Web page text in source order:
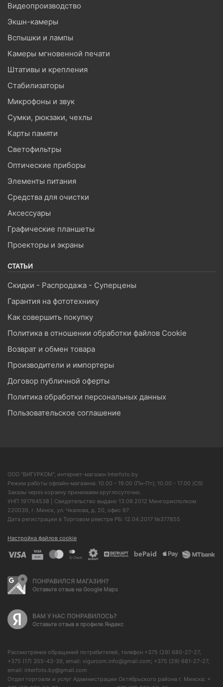
Видеопроизводство
Экшн-камеры
Вспышки и лампы
Камеры мгновенной печати
Штативы и крепления
Стабилизаторы
Микрофоны и звук
Сумки, рюкзаки, чехлы
Карты памяти
Светофильтры
Оптические приборы
Элементы питания
Средства для очистки
Аксессуары
Графические планшеты
Проекторы и экраны
СТАТЬИ
Скидки - Распродажа - Суперцены
Гарантия на фототехнику
Как совершить покупку
Политика в отношении обработки файлов Cookie
Возврат и обмен товара
Производители и импортеры
Договор публичной оферты
Политика обработки персональных данных
Пользовательское соглашение
ООО "ВИГУРКОМ", интернет-магазин Interfoto.by
Режим работы офлайн-магазина: 10.00 - 19.00 (Пн-Пт); 10.00 - 17.00 (Сб)
Заказы через корзину принимаем круглосуточно.
УНП 191764538 | Свидетельство выдано 13.09.2012 Мингорисполком
220039, г. Минск, ул. Чкалова, д. 20, офис 97
Дата регистрации в Торговом реестре РБ: 12.04.2017 №377855
Настройка файлов cookie
ПОНРАВИЛСЯ МАГАЗИН?
Оставьте отзыв на Google Maps
ВАМ У НАС ПОНРАВИЛОСЬ?
Оставьте отзыв в профиле Яндекс
Рассмотрение обращений потребителей, телефон +375 (29) 680-27-27,
+375 (17) 355-43-39, email: vigurcom.info@gmail.com; +375 (29) 681-27-27,
email: interfoto.by@gmail.com
Отдел торговли и услуг Администрации Октябрьского района г. Минска: +